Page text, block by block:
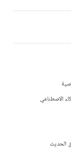
الاصطناعي
الحديث